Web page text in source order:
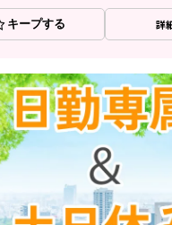
キープする 詳